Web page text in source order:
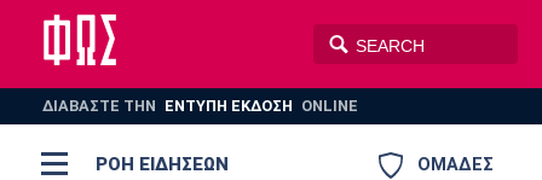
ΔΙΑΒΑΣΤΕ THN ΕΝΤΥΠΗ ΕΚΔΟΣΗ ONLINE
ΟΜΑΔΕΣ
ΡΟΗ ΕΙΔΗΣΕΩΝ